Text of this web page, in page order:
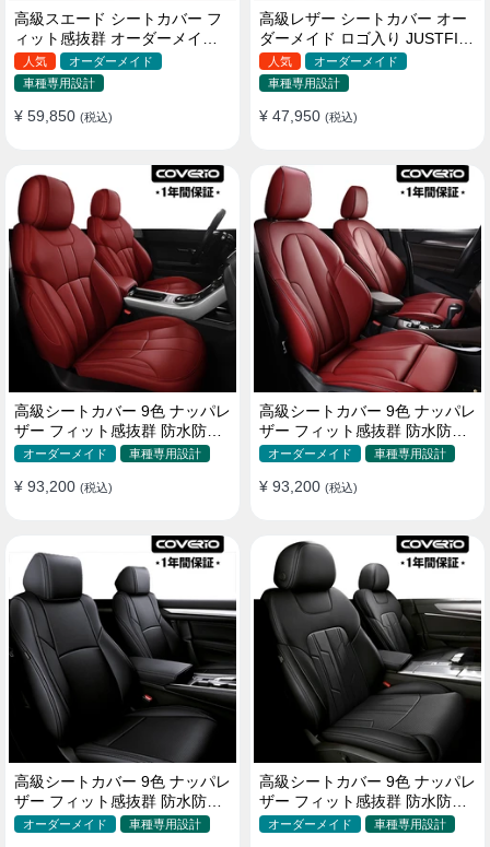
高級スエード シートカバー フ
ィット感抜群 オーダーメイド
耐久性 オシャレ 全席セット
人気
オーダーメイド
車種専用設計
¥ 59,850 (税込)
高級レザー シートカバー オー
ダーメイド ロゴ入り JUSTFIT
保証 耐摩耗性 全席セット
人気
オーダーメイド
車種専用設計
¥ 47,950 (税込)
高級シートカバー 9色 ナッパレ
ザー フィット感抜群 防水防汚
オーダーメイド 全席セット
オーダーメイド 車種専用設計
¥ 93,200 (税込)
高級シートカバー 9色 ナッパレ
ザー フィット感抜群 防水防汚
オーダーメイド 全席セット
オーダーメイド 車種専用設計
¥ 93,200 (税込)
高級シートカバー 9色 ナッパレ
ザー フィット感抜群 防水防汚
オーダーメイド 全席セット
オーダーメイド 車種専用設計
高級シートカバー 9色 ナッパレ
ザー フィット感抜群 防水防汚
オーダーメイド 全席セット
オーダーメイド 車種専用設計